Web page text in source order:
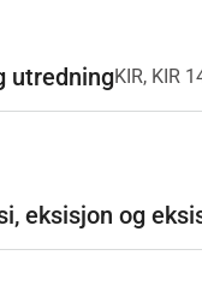
utredningKIR, KIR
eksisjon og